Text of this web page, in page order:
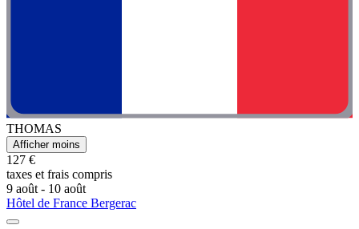
THOMAS
Afficher moins
127 €
taxes et frais compris
9 août - 10 août
Hôtel de France Bergerac